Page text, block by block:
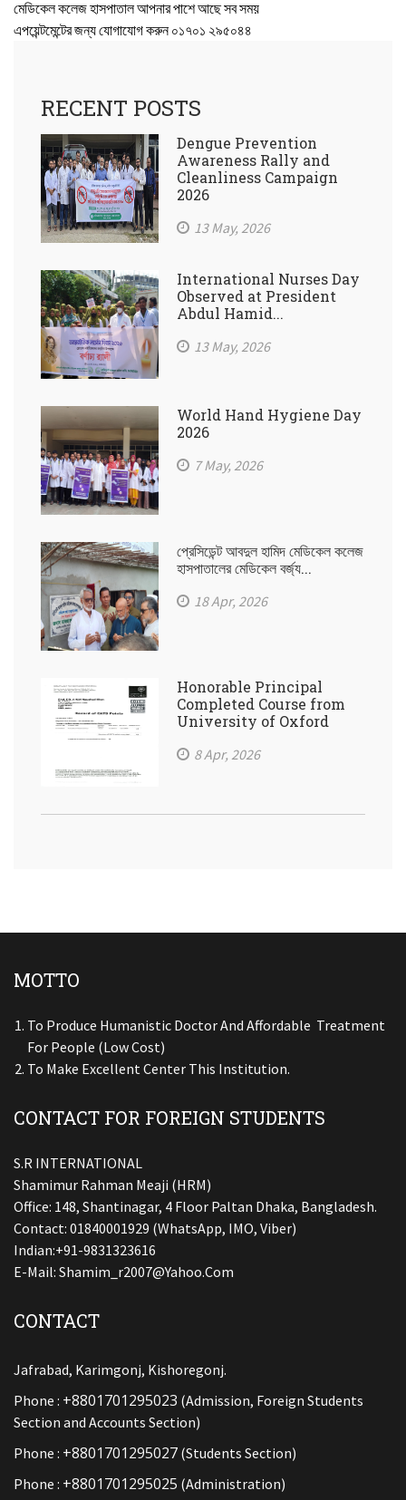
মেডিকেল কলেজ হাসপাতাল আপনার পাশে আছে সব সময়
এপয়েন্টমেন্টের জন্য যোগাযোগ করুন ০১৭০১ ২৯৫০৪৪
RECENT POSTS
Dengue Prevention
Awareness Rally and
Cleanliness Campaign
2026
13 May, 2026
International Nurses Day
Observed at President
Abdul Hamid...
13 May, 2026
World Hand Hygiene Day
2026
7 May, 2026
প্রেসিডেন্ট আবদুল হামিদ মেডিকেল কলেজ
হাসপাতালের মেডিকেল বর্জ্য...
18 Apr, 2026
Honorable Principal
Completed Course from
University of Oxford
8 Apr, 2026
MOTTO
To Produce Humanistic Doctor And Affordable Treatment
For People (low Cost)
To Make Excellent Center This Institution.
CONTACT FOR FOREIGN STUDENTS
S.R INTERNATIONAL
Shamimur Rahman Meaji (HRM)
Office: 148, Shantinagar, 4 Floor Paltan Dhaka, Bangladesh.
Contact: 01840001929 (WhatsApp, IMO, Viber)
Indian:+91-9831323616
E-Mail: Shamim_r2007@yahoo.com
CONTACT
Jafrabad, Karimgonj, Kishoregonj.
Phone : +8801701295023 (Admission, Foreign Students
Section and Accounts Section)
Phone : +8801701295027 (Students Section)
Phone : +8801701295025 (Administration)